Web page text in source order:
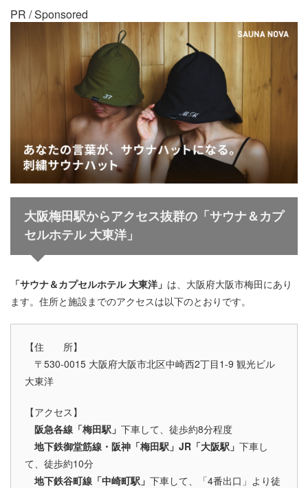
PR / Sponsored
大阪梅田駅からアクセス抜群の「サウナ＆カプ
セルホテル 大東洋」
「サウナ＆カプセルホテル 大東洋」 は、大阪府大阪市梅田にあり
ます。住所と施設までのアクセスは以下のとおりです。
【住 所】
〒530-0015 大阪府大阪市北区中崎西2丁目1-9 観光ビル
大東洋
【アクセス】
阪急各線「梅田駅」 下車して、徒歩約8分程度
地下鉄御堂筋線・阪神「梅田駅」JR「大阪駅」 下車し
て、徒歩約10分
地下鉄谷町線「中崎町駅」 下車して、「4番出口」より徒